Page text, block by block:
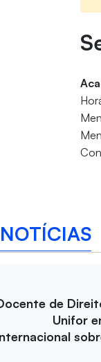
de
Unifor